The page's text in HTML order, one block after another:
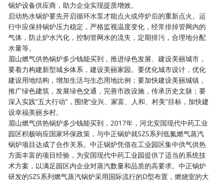
锅炉设备供应商，助力企业实现提质增效。
启动热水锅炉要先开启循环水泵才能点火或停炉后的重新点火。运
行中应保持锅炉压力稳定，严格监视温度变化，经常排掉管网内的
气体，防止炉水汽化，控制管网水的流失，定期排污，合理地分配
水量等。
眉山燃气供热锅炉多少钱能买到，推进绿色发展、建设美丽城市，
要着力构建新型城乡体系，建设美丽家园。要优化城市设计，优化
建设用地结构，增加生活与生态用地比例；要加快建设美丽城镇，
推广绿色建筑，发展绿色交通，完善市政设施，传承历史文脉；要
深入实践“五大行动”，围绕“业兴、家富、人和、村美”目标，加快建
设幸福美丽乡村。
眉山燃气供热锅炉多少钱能买到，2017年，河北安国现代中药工业
园区积极响应国家环保政策，与中正锅炉就SZS系列低氮燃气蒸汽
锅炉项目达成了合作关系。中正锅炉凭借在工业园区集中供气供热
方面丰富的项目经验，为安国现代中药工业园提供了适当的系统技
术方案，以满足园区内企业对蒸汽数量和品质的高要求。中正锅炉
研发的SZS系列燃气蒸汽锅炉采用国际流行的D型布置，燃烧室的大